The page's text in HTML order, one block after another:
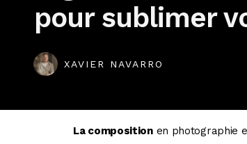
pour sublimer
XAVIER NAVARRO
La compositionen photographie